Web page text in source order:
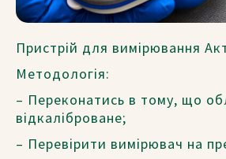
Пристрій для вимірювання
Методологія:
– Переконатись в тому, що
відкаліброване;
– Перевірити вимірювач на